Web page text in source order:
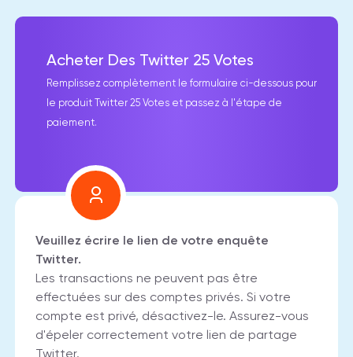
Acheter Des Twitter 25 Votes
Remplissez complètement le formulaire ci-dessous pour
le produit Twitter 25 Votes et passez à l'étape de
paiement.
Veuillez écrire le lien de votre enquête
Twitter.
Les transactions ne peuvent pas être
effectuées sur des comptes privés. Si votre
compte est privé, désactivez-le. Assurez-vous
d'épeler correctement votre lien de partage
Twitter.